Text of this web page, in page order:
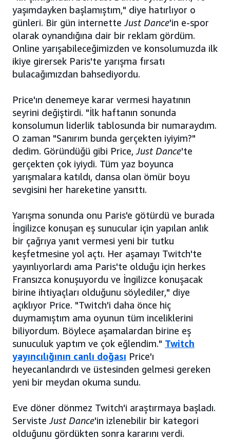
yaşımdayken başlamıştım," diye hatırlıyor o
günleri. Bir gün internetteJust Dance'in e-spor
olarak oynandığına dair bir reklam gördüm.
Online yarışabileceğimizden ve konsolumuzda ilk
ikiye girersek Paris'te yarışma fırsatı
bulacağımızdan bahsediyordu.
Price'ın denemeye karar vermesi hayatının
seyrini değiştirdi. "İlk haftanın sonunda
konsolumun liderlik tablosunda bir numaraydım.
O zaman "Sanırım bunda gerçekten iyiyim?"
dedim. Göründüğü gibi Price,Just Dance'te
gerçekten çok iyiydi. Tüm yaz boyunca
yarışmalara katıldı, dansa olan ömür boyu
sevgisini her hareketine yansıttı.
Yarışma sonunda onu Paris'e götürdü ve burada
İngilizce konuşan eş sunucular için yapılan anlık
bir çağrıya yanıt vermesi yeni bir tutku
keşfetmesine yol açtı. Her aşamayı Twitch'te
yayınlıyorlardı ama Paris'te olduğu için herkes
Fransızca konuşuyordu ve İngilizce konuşacak
birine ihtiyaçları olduğunu söylediler," diye
açıklıyor Price. "Twitch'i daha önce hiç
duymamıştım ama oyunun tüm inceliklerini
biliyordum. Böylece aşamalardan birine eş
sunuculuk yaptım ve çok eğlendim." Twitch
yayıncılığının canlı doğası Price'ı
heyecanlandırdı ve üstesinden gelmesi gereken
yeni bir meydan okuma sundu.
Eve döner dönmez Twitch'i araştırmaya başladı.
ServisteJust Dance'in izlenebilir bir kategori
olduğunu gördükten sonra kararını verdi.